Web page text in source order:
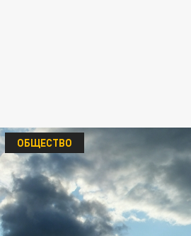
ОБЩЕСТВО